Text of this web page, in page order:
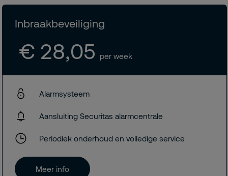
Inbraakbeveiliging
€ 28,05 per week
Alarmsysteem
Aansluiting Securitas alarmcentrale
Periodiek onderhoud en volledige service
Meer info